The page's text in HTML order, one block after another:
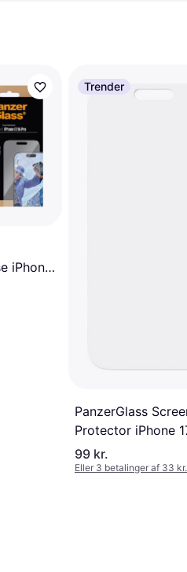
iPhone
Trender
PanzerGlass
Protector iPhone
99 kr.
Eller 3 betalinger af 33 kr.